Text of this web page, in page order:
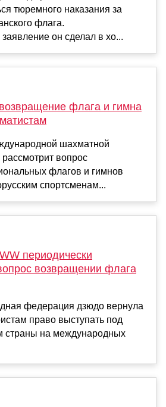
тюремного наказания за
флага.
он сделал в хо...
флага и гимна
шахматной
вопрос
флагов и гимнов
спортсменам...
периодически
возвращении флага
федерация дзюдо вернула
право выступать под
страны на международных